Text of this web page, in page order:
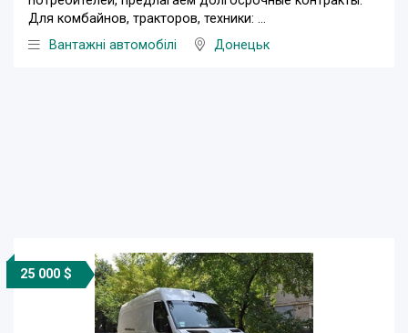
Для комбайнов, тракторов, техники: ...
Вантажні автомобілі
Донецьк
25 000 $